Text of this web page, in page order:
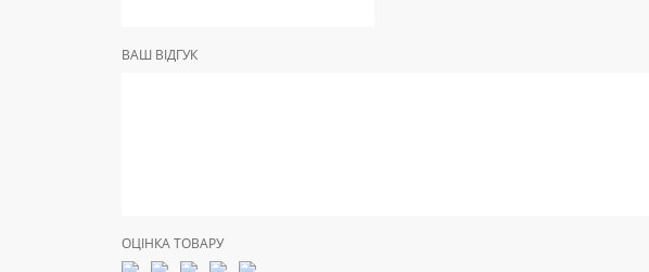
ВАШ ВІДГУК
ОЦІНКА ТОВАРУ